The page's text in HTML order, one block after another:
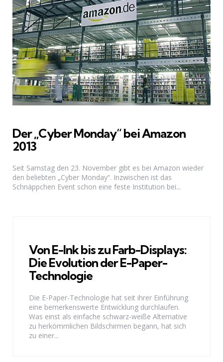
Der „Cyber Monday“ bei Amazon
2013
Seit Samstag den 23. November gibt es bei Amazon wieder
den beliebten „Cyber Monday“. Inzwischen ist das
Schnäppchen Event schon eine feste Institution bei...
Von E-Ink bis zu Farb-Displays:
Die Evolution der E-Paper-
Technologie
Die E-Paper-Technologie hat seit ihrer Einführung
eine bemerkenswerte Entwicklung durchlaufen.
Was einst als einfache schwarz-weiße Alternative
zu herkömmlichen Bildschirmen begann, hat sich
zu einer...